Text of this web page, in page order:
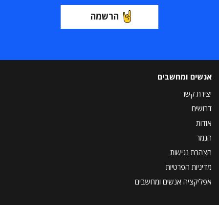
הרשמה
אנשים ומחשבים
יצירת קשר
דרושים
אודות
הנמר
הצהרת נגישות
מדיניות הפרטיות
אפליקציה אנשים ומחשבים